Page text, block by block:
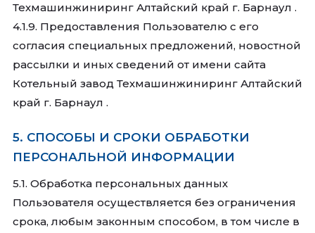
Техмашинжиниринг Алтайский край г. Барнаул .
4.1.9. Предоставления Пользователю с его
согласия специальных предложений, новостной
рассылки и иных сведений от имени сайта
Котельный завод Техмашинжиниринг Алтайский
край г. Барнаул .
5. СПОСОБЫ И СРОКИ ОБРАБОТКИ
ПЕРСОНАЛЬНОЙ ИНФОРМАЦИИ
5.1. Обработка персональных данных
Пользователя осуществляется без ограничения
срока, любым законным способом, в том числе в